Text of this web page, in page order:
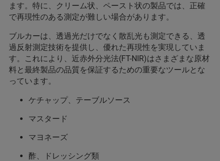
ます。特に、クリーム状、ペースト状の製品では、正確
で再現性のある測定が難しい場合があります。
ブルカーは、透過光だけでなく散乱光も測定できる、透
過反射測定技術を提供し、優れた再現性を実現していま
す。これにより、近赤外分光法(FT-NIR)はさまざまな原材
料と最終製品の品質を保証するための重要なツールとな
っています。
ケチャップ、テーブルソース
マスタード
マヨネーズ
酢、ドレッシング類